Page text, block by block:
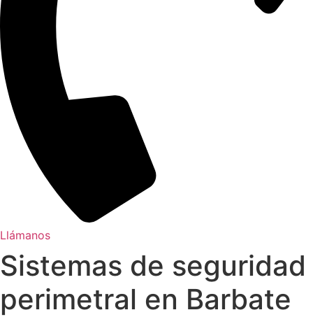
Llámanos
Sistemas de seguridad
perimetral en Barbate